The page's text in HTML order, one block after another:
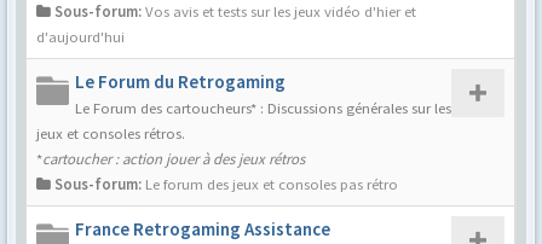
Sous-forum:Vos avis et tests sur les jeux vidéo d'hier et
d'aujourd'hui
Le Forum du Retrogaming
Le Forum des cartoucheurs* : Discussions générales sur les
jeux et consoles rétros.
*cartoucher : action jouer à des jeux rétros
Sous-forum: Le forum des jeux et consoles pas rétro
France Retrogaming Assistance